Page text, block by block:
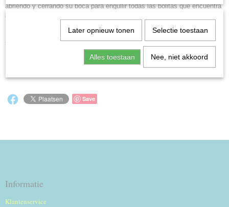
abriendo y cerrando su boca para engullir todas las bolitas que encuentra
en su camino.
Mueva su Come-Cocos de forma que puede engullir tantas bolitas como
sea posible.
Save
Informatie
Klantenservice
Later opnieuw tonen Selectie toestaan
Alles toestaan Nee, niet akkoord